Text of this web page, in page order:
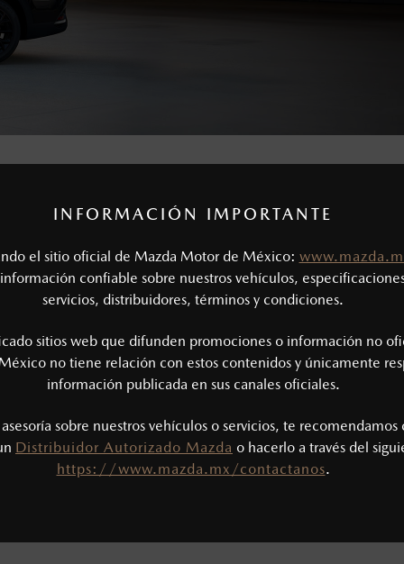
INFORMACIÓN IMPORTANTE
el sitio oficial de Mazda Motor de México:
confiable sobre nuestros vehículos,
servicios, distribuidores, términos y condiciones.
sitios web que difunden promociones o información no
no tiene relación con estos contenidos y únicamente
información publicada en sus canales oficiales.
sobre nuestros vehículos o servicios, te recomendamos
Distribuidor Autorizado Mazda o hacerlo a través del
https://www.mazda.mx/contactanos.
Newsroom
MÁS
Mazda
CONOCE